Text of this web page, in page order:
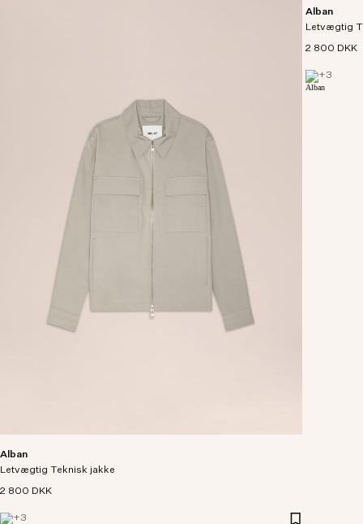
Alban
Letvægtig Teknisk jakke
2 800 DKK
+3
Alban
Letvægtig
2 800 DKK
+3